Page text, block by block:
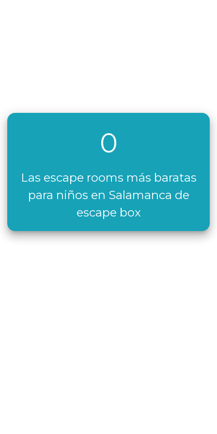
0
Las escape rooms más baratas
para niños en Salamanca de
escape box